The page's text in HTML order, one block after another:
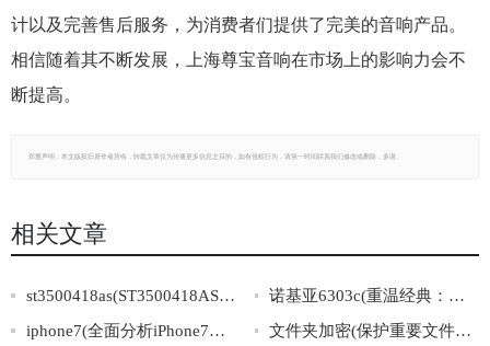
计以及完善售后服务，为消费者们提供了完美的音响产品。
相信随着其不断发展，上海尊宝音响在市场上的影响力会不
断提高。
郑重声明：本文版权归原作者所有，转载文章仅为传播更多信息之目的，如有侵权行为，请第一时间联系我们修改或删除，多谢。
相关文章
st3500418as(ST3500418AS硬盘规格及购买指南)
诺基亚6303c(重温经典：诺基亚6303c再现传奇)
iphone7(全面分析iPhone7，了解其功能与特色)
文件夹加密(保护重要文件，轻松加密文件夹)